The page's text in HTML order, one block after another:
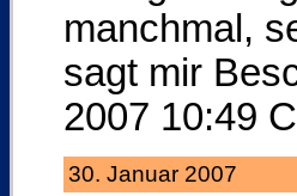
manchmal,
sagt mir
2007 10:49
30. Januar 2007